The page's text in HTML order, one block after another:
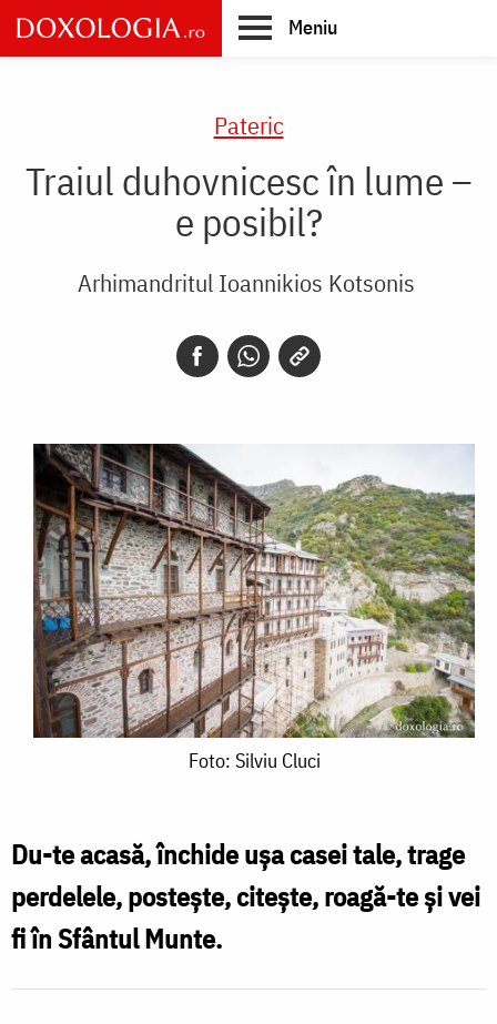
Skip
to
main
Meniu
Pateric
Traiul duhovnicesc în lume –
e posibil?
Arhimandritul Ioannikios Kotsonis
Foto: Silviu Cluci
Du-te acasă, închide uşa casei tale, trage
perdelele, posteşte, citeşte, roagă-te şi vei
fi în Sfântul Munte.